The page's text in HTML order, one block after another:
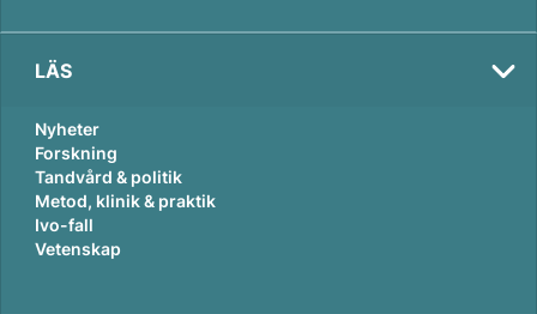
LÄS
Nyheter
Forskning
Tandvård & politik
Metod, klinik & praktik
Ivo-fall
Vetenskap